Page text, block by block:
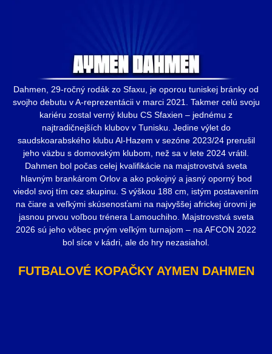
Dahmen, 29-ročný rodák zo Sfaxu, je oporou tuniskej bránky od
svojho debutu v A-reprezentácii v marci 2021. Takmer celú svoju
kariéru zostal verný klubu CS Sfaxien – jednému z
najtradičnejších klubov v Tunisku. Jedine výlet do
saudskoarabského klubu Al-Hazem v sezóne 2023/24 prerušil
jeho väzbu s domovským klubom, než sa v lete 2024 vrátil.
Dahmen bol počas celej kvalifikácie na majstrovstvá sveta
hlavným brankárom Orlov a ako pokojný a jasný oporný bod
viedol svoj tím cez skupinu. S výškou 188 cm, istým postavením
na čiare a veľkými skúsenosťami na najvyššej africkej úrovni je
jasnou prvou voľbou trénera Lamouchiho. Majstrovstvá sveta
2026 sú jeho vôbec prvým veľkým turnajom – na AFCON 2022
bol síce v kádri, ale do hry nezasiahol.
FUTBALOVÉ KOPAČKY AYMEN DAHMEN